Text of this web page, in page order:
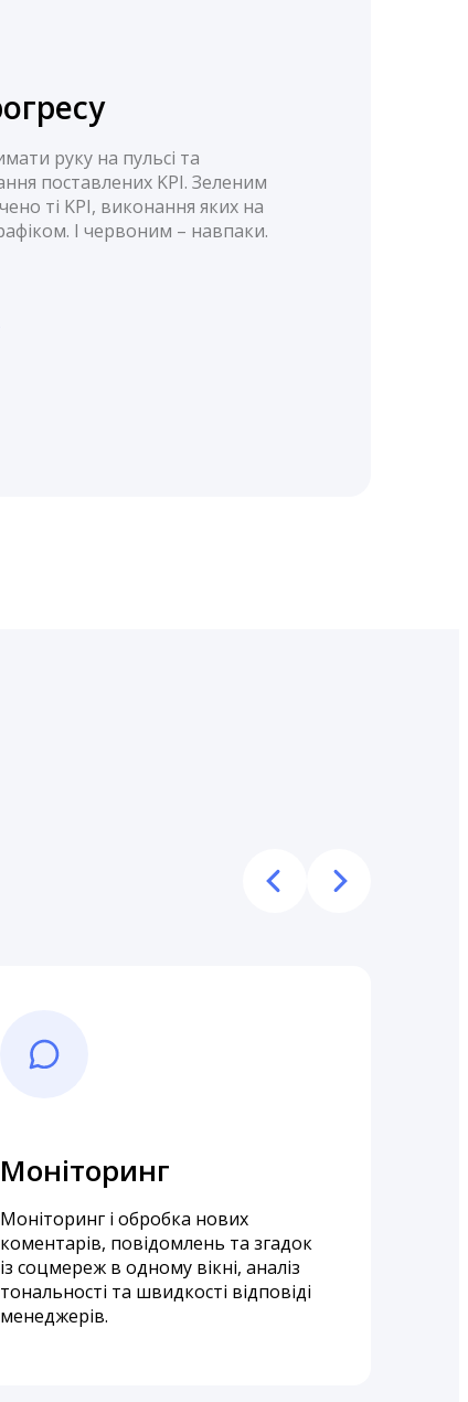
руку на пульсі та
поставлених KPI. Зеленим
ті KPI, виконання яких на
І червоним – навпаки.
Моніторинг
Моніторинг і обробка нових
коментарів, повідомлень та згадок
із соцмереж в одному вікні, аналіз
тональності та швидкості відповіді
менеджерів.